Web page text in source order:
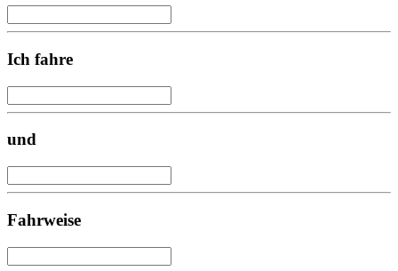
Ich fahre
und
Fahrweise